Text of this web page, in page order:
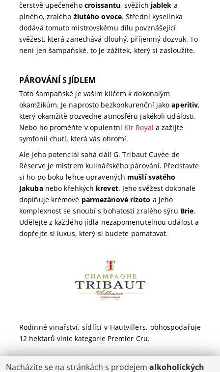
čerstvě upečeného croissantu, svěžích jablek a
plného, zralého žlutého ovoce. Střední kyselinka
dodává tomuto mistrovskému dílu povznášející
svěžest, která zanechává dlouhý, příjemný dozvuk. To
není jen šampaňské, to je zážitek, který si zasloužíte.
PÁROVÁNÍ S JÍDLEM
Toto šampaňské je vaším klíčem k dokonalým
okamžikům. Je naprosto bezkonkurenční jakoaperitiv,
který okamžitě pozvedne atmosféru jakékoli události.
Nebo ho proměňte v opulentní Kir Royal a zažijte
symfonii chutí, která vás ohromí.
Ale jeho potenciál sahá dál! G. Tribaut Cuvée de
Réserve je mistrem kulinářského párování. Představte
si ho po boku lehce upravených mušlí svatého
Jakubanebo křehkých krevet. Jeho svěžest dokonale
doplňuje krémové parmezánové rizoto a jeho
komplexnost se snoubí s bohatostí zralého sýru Brie.
Udělejte z každého jídla nezapomenutelnou událost a
dopřejte si luxus, který si budete pamatovat.
Rodinné vinařství, sídlící v Hautvillers, obhospodařuje
12 hektarů vinic kategorie Premier Cru.
POŠTOVNÉ
Nacházíte se na stránkách s prodejem alkoholických